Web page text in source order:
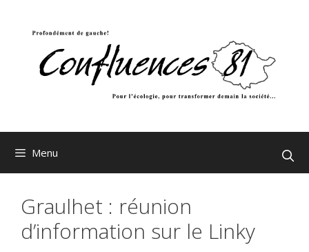
Menu
Graulhet : réunion
d’information sur le Linky